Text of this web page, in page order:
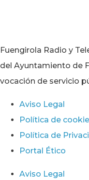
Fuengirola Radio y
del Ayuntamiento de
vocación de servicio
Aviso Legal
Política de
Política de
Portal Ético
Aviso Legal